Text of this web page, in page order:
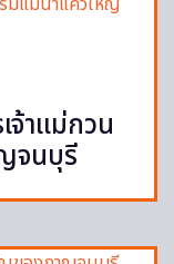
จ้าแม่กวน
จนบุรี